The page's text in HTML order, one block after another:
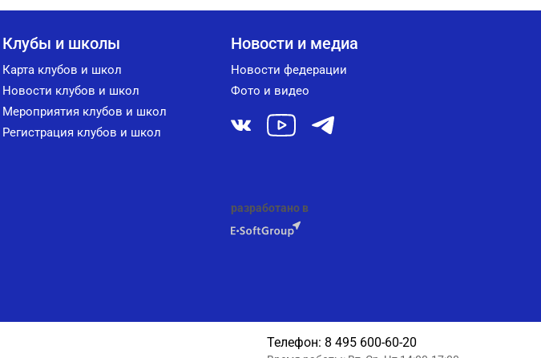
Клубы и школы
Карта клубов и школ
Новости клубов и школ
Мероприятия клубов и школ
Регистрация клубов и школ
Новости и медиа
Новости федерации
Фото и видео
разработано в
Телефон: 8 495 600-60-20